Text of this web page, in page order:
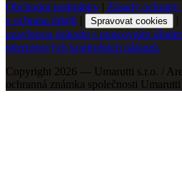
Obchodní podmínky | Zásady
a ochrana údajů | Spravovat cookies |
uzavřenou dohodu s puncovním
internetových kontrolních nákupů.
Copyright 2026 — Umarutti s.r.o. /
ochranná známka společnosti Umarutti